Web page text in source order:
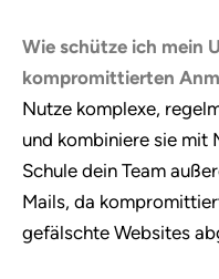
Wie schütze ich mein
kompromittierten
Nutze komplexe,
und kombiniere sie
Schule dein Team
Mails, da
gefälschte Websites